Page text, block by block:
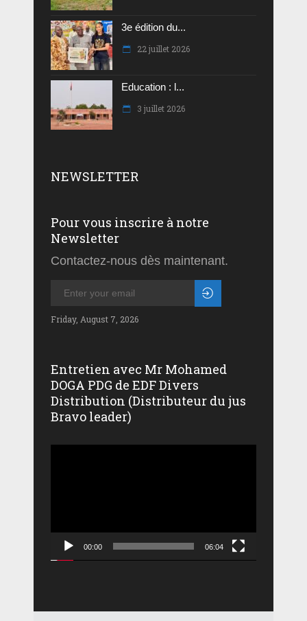
3e édition du...
22 juillet 2026
Education : l...
3 juillet 2026
NEWSLETTER
Pour vous inscrire à notre
Newsletter
Contactez-nous dès maintenant.
Friday, August 7, 2026
Entretien avec Mr Mohamed
DOGA PDG de EDF Divers
Distribution (Distributeur du jus
Bravo leader)
00:00 06:04